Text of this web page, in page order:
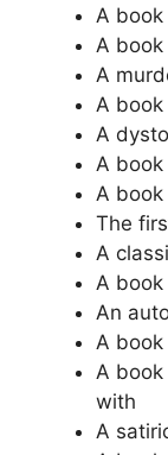
A
A
A
A
A
A
A
The
A
A
An
A
A book
with
A